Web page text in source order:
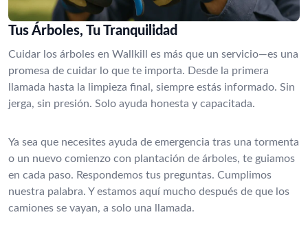
Tus Árboles, Tu Tranquilidad
Cuidar los árboles en Wallkill es más que un servicio—es una
promesa de cuidar lo que te importa. Desde la primera
llamada hasta la limpieza final, siempre estás informado. Sin
jerga, sin presión. Solo ayuda honesta y capacitada.
Ya sea que necesites ayuda de emergencia tras una tormenta
o un nuevo comienzo con plantación de árboles, te guiamos
en cada paso. Respondemos tus preguntas. Cumplimos
nuestra palabra. Y estamos aquí mucho después de que los
camiones se vayan, a solo una llamada.